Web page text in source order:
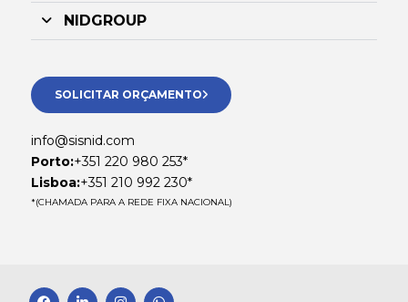
NIDGROUP
SOLICITAR ORÇAMENTO
info@sisnid.com
Porto:+351 220 980 253*
Lisboa:+351 210 992 230*
*(CHAMADA PARA A REDE FIXA NACIONAL)
F L I W